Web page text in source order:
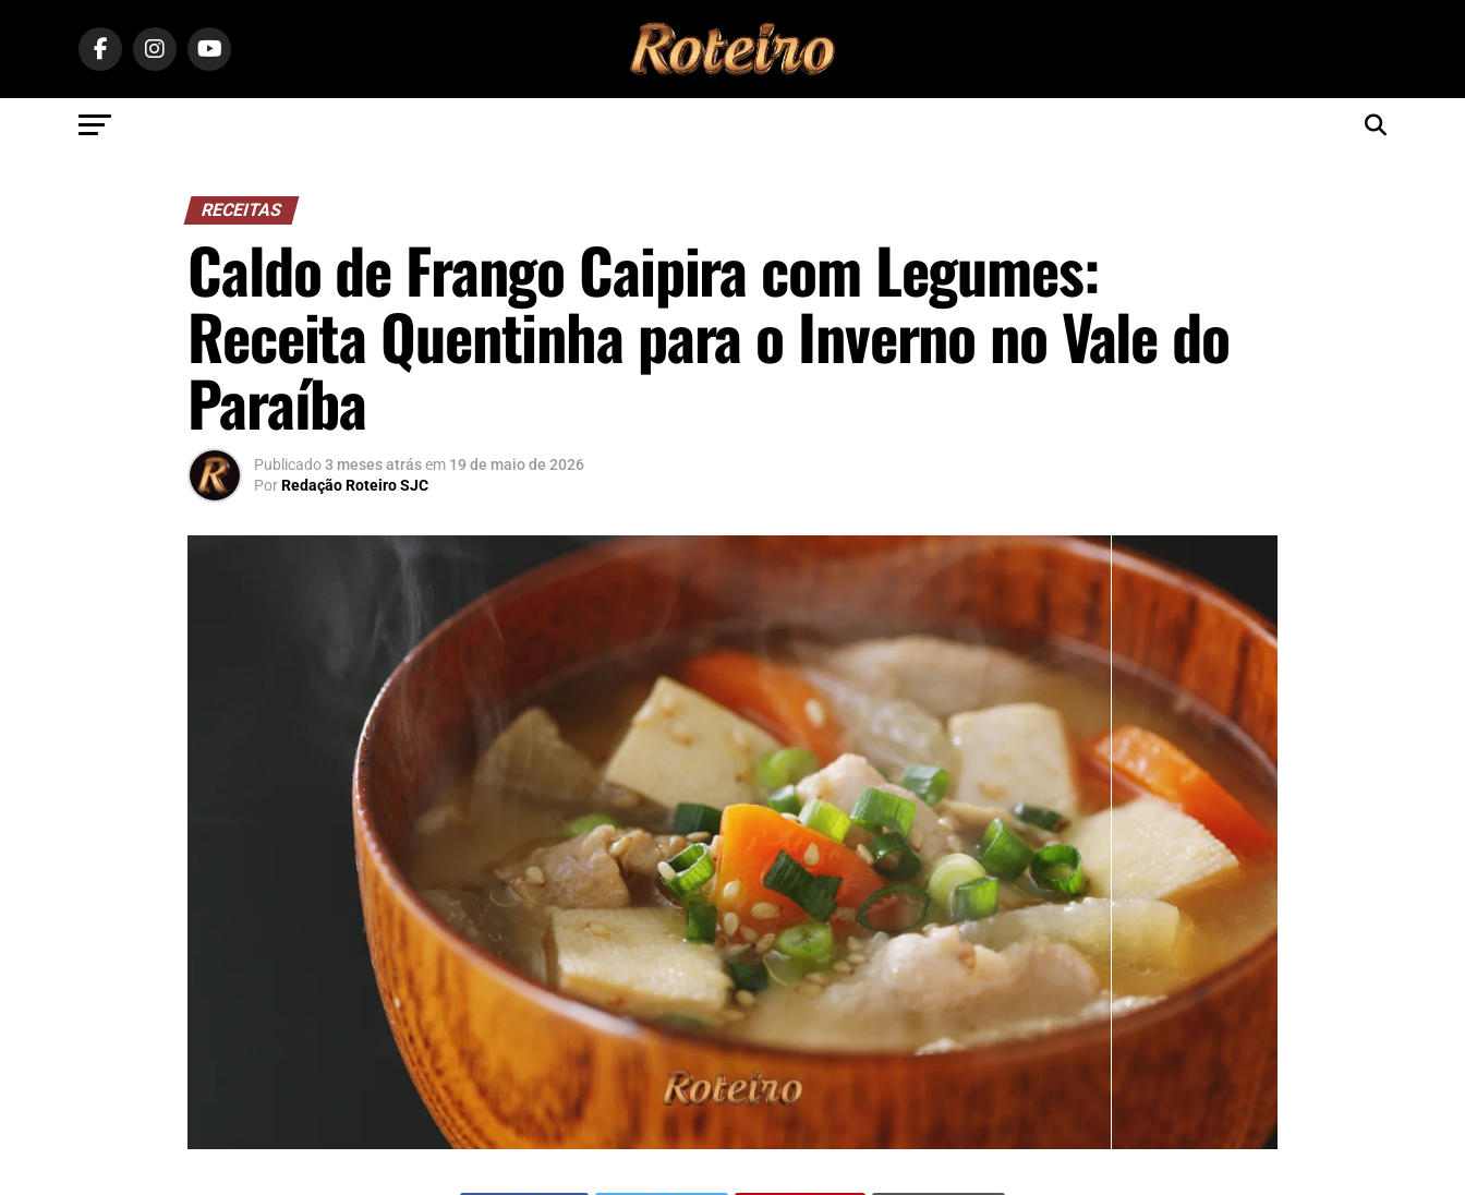
RECEITAS
Caldo de Frango Caipira com Legumes:
Receita Quentinha para o Inverno no Vale do
Paraíba
Publicado3 meses atrásem 19 de maio de 2026
PorRedação Roteiro SJC